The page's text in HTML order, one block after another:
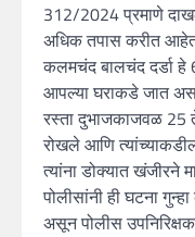
312/2024 प्रमाणे
अधिक तपास करीत
कलमचंद बालचंद दर्डा हे
आपल्या घराकडे जात
रस्ता दुभाजकाजवळ 25
रोखले आणि
त्यांना डोक्यात खंजीरने
पोलीसांनी ही घटना
असून पोलीस